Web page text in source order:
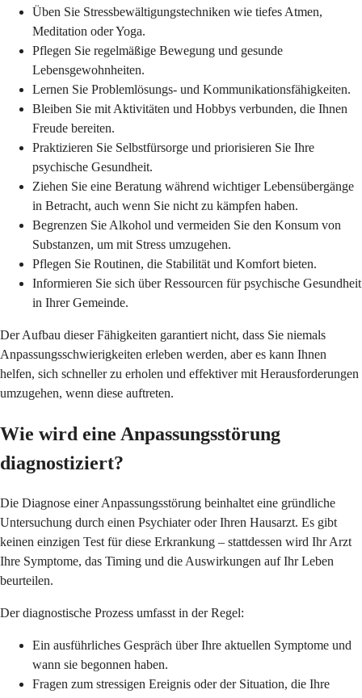
Üben Sie Stressbewältigungstechniken wie tiefes Atmen,
Meditation oder Yoga.
Pflegen Sie regelmäßige Bewegung und gesunde
Lebensgewohnheiten.
Lernen Sie Problemlösungs- und Kommunikationsfähigkeiten.
Bleiben Sie mit Aktivitäten und Hobbys verbunden, die Ihnen
Freude bereiten.
Praktizieren Sie Selbstfürsorge und priorisieren Sie Ihre
psychische Gesundheit.
Ziehen Sie eine Beratung während wichtiger Lebensübergänge
in Betracht, auch wenn Sie nicht zu kämpfen haben.
Begrenzen Sie Alkohol und vermeiden Sie den Konsum von
Substanzen, um mit Stress umzugehen.
Pflegen Sie Routinen, die Stabilität und Komfort bieten.
Informieren Sie sich über Ressourcen für psychische Gesundheit
in Ihrer Gemeinde.
Der Aufbau dieser Fähigkeiten garantiert nicht, dass Sie niemals
Anpassungsschwierigkeiten erleben werden, aber es kann Ihnen
helfen, sich schneller zu erholen und effektiver mit Herausforderungen
umzugehen, wenn diese auftreten.
Wie wird eine Anpassungsstörung
diagnostiziert?
Die Diagnose einer Anpassungsstörung beinhaltet eine gründliche
Untersuchung durch einen Psychiater oder Ihren Hausarzt. Es gibt
keinen einzigen Test für diese Erkrankung – stattdessen wird Ihr Arzt
Ihre Symptome, das Timing und die Auswirkungen auf Ihr Leben
beurteilen.
Der diagnostische Prozess umfasst in der Regel:
Ein ausführliches Gespräch über Ihre aktuellen Symptome und
wann sie begonnen haben.
Fragen zum stressigen Ereignis oder der Situation, die Ihre